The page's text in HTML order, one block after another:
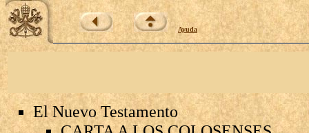
Ayuda
El Nuevo Testamento